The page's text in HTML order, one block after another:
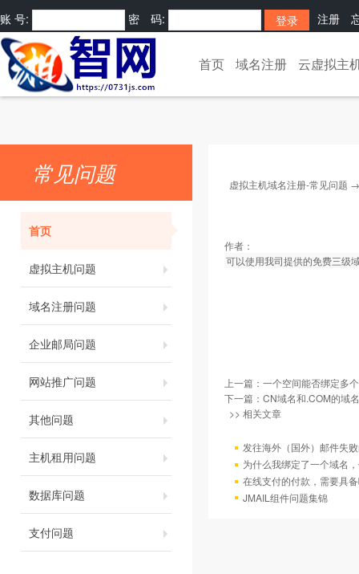
账 号: 密 码: 注册
[] 首页 域名注册 云虚拟主
常见问题
首页
虚拟主机问题
域名注册问题
企业邮局问题
网站推广问题
其他问题
主机租用问题
数据库问题
支付问题
虚拟主机域名注册-常见问题
作者：
可以使用我司提供的免费三级
上一篇： 一个空间能否绑定多
下一篇： CN域名和.COM的域
>> 相关文章
发往海外（国外）邮件失
为什么我绑定了一个域名
在线支付的付款，需要具
JMAIL组件问题集锦